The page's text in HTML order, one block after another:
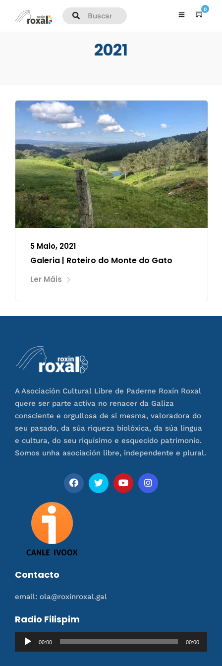
0
2021
5 Maio, 2021
Galeria | Roteiro do Monte do Gato
Ler Máis
A Asociación Cultural Libre de Paderne Roxín Roxal
quere ser parte activa no renacer da Galiza
consciente e orgullosa de si mesma, valoradora do
seu pasado, da súa riqueza biolóxica, da súa lingua
e cultura, do seu riquísimo e esquecido patrimonio.
Somos unha asociación libre, independente e plural.
Contacto
email: ola@roxinroxal.gal
Radio Filispim
Reproductor
de
00:00 00:00